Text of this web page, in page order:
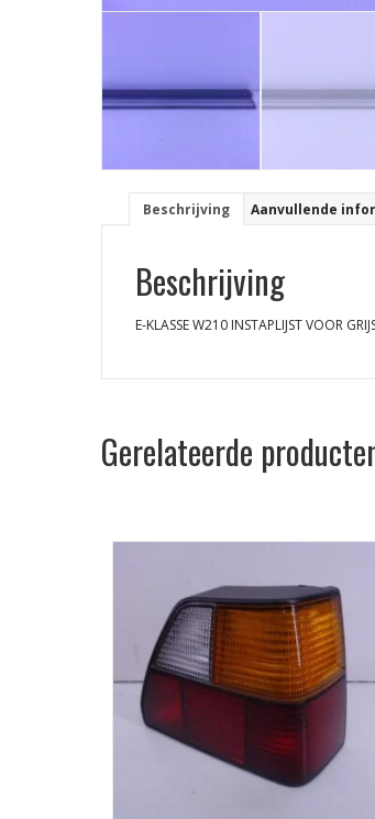
Beschrijving Aanvullende
Beschrijving
E-KLASSE W210 INSTAPLIJST VOOR
Gerelateerde